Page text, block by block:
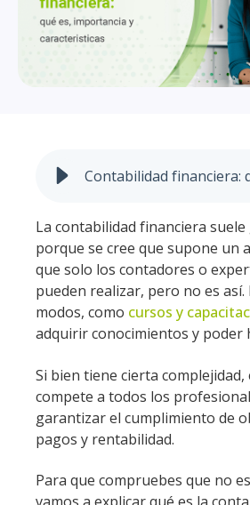
La contabilidad financiera
porque se cree que supone un
que solo los contadores o
pueden realizar, pero no es así.
modos, como cursos y
adquirir conocimientos y poder
Si bien tiene cierta complejidad,
compete a todos los
garantizar el cumplimiento de
pagos y rentabilidad.
Para que compruebes que no